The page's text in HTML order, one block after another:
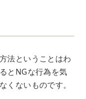
法ということはわ
とNGな行為を気
くないものです。